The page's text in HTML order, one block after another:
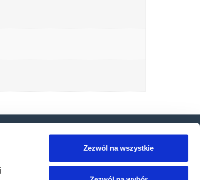
Zezwól na wszystkie
Produkty Datalogic Polityka prywatności